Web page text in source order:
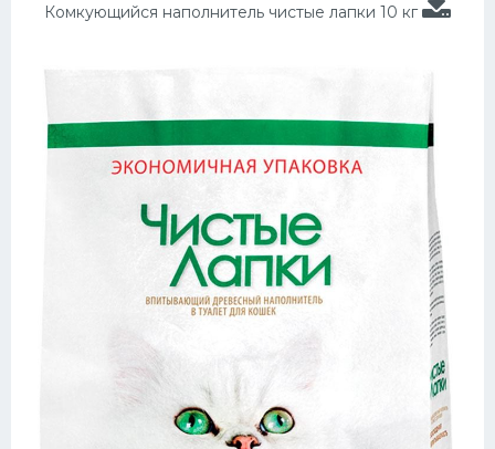
Комкующийся наполнитель чистые лапки 10 кг